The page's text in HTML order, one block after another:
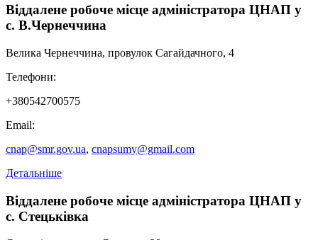
виїзду за кордон з безконтактним електронним носієм замість
Повторна видача свідоцтва про державну реєстрацію актів
цивільного стану
Віддалене робоче місце адміністратора ЦНАП у
с. В.Чернеччина
Велика Чернеччина, провулок Сагайдачного, 4
Телефони:
+380542700575
Email:
cnap@smr.gov.ua, cnapsumy@gmail.com
Детальніше
Віддалене робоче місце адміністратора ЦНАП у
с. Стецьківка